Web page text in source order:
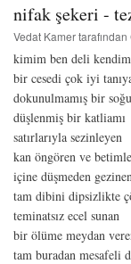
nifak şekeri -
Vedat Kamertarafından
kimim ben deli
bir cesedi çok iyi
dokunulmamış bir
düşlenmiş bir katliamı
satırlarıyla sezinleyen
kan öngören ve
içine düşmeden
tam dibini dipsizlikte
teminatsız ecel sunan
bir ölüme meydan
tam buradan mesafeli